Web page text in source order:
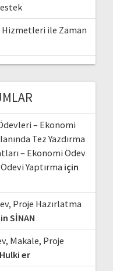
Hizmetleri ile Zaman
– Ekonomi
Tez Yazdırma
– Ekonomi Ödev
Yaptırma için
Proje Hazırlatma
SİNAN
Makale, Proje
Hulki er